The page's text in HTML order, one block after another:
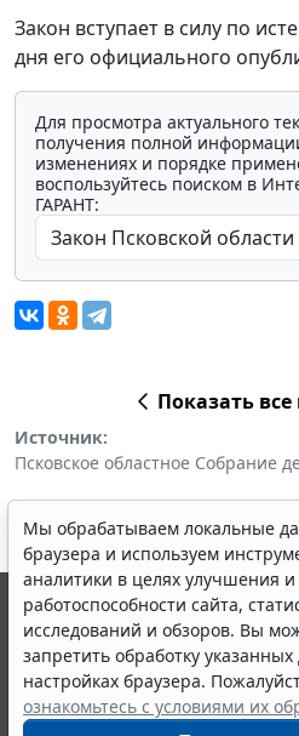
Закон вступает в силу по
дня его официального
Для просмотра актуального
получения полной
изменениях и порядке
воспользуйтесь поиском в
ГАРАНТ:
Показать
Источник:
Псковское областное Собрание
Мы обрабатываем локальные
браузера и используем
аналитики в целях улучшения
работоспособности сайта,
исследований и обзоров. Вы
запретить обработку
настройках браузера.
ознакомьтесь с условиями их
© ООО "НПП "ГАРАНТ-СЕРВИС",
выпускается с 1990 года.
являются участниками
информации ГАРАНТ.
Портал ГАРАНТ.РУ